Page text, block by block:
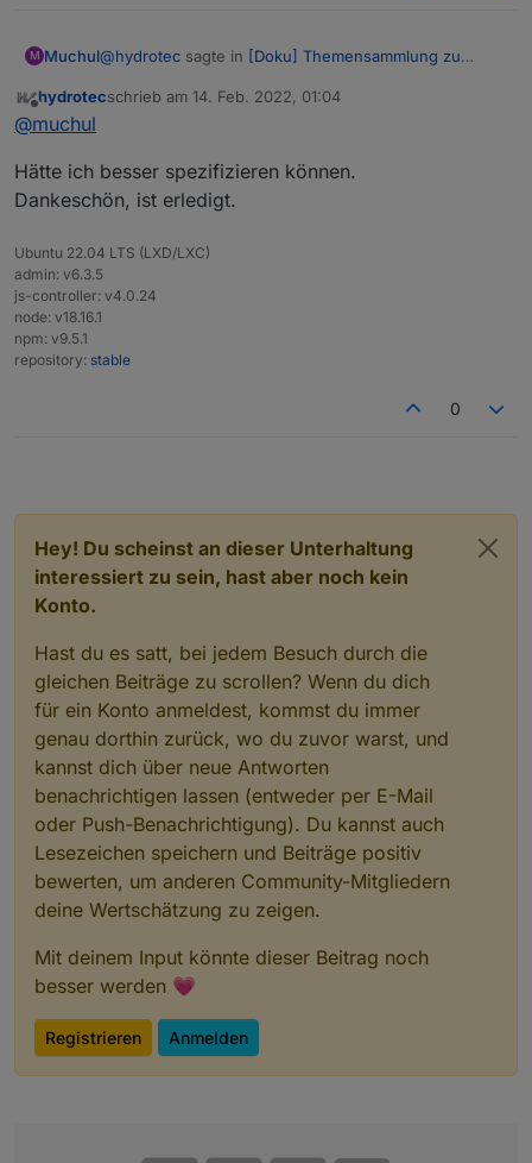
M Muchul@hydrotec sagte in [Doku] Themensammlung zu
Hallo hydrotec,
Werden mehrere MQTT-Broker parallel betrieben,
ist es notwendig das jeder Broker auf einen
anderen Port hört.
Das ist nur der Fall wenn mehrere Broker unter der
Beispielsweise MQTT Adapter und der Sonoff adapter.
Broker mit unterschiedlichen Ip Adressen,
beispielsweise Sonoff Adapter und ein selbständiger
Mosquitto können den gleichen Port haben.
Offline
hydrotecschrieb am 14. Feb. 2022, 01:04
zuletzt editiert von
@muchul
Hätte ich besser spezifizieren können.
Dankeschön, ist erledigt.
Ubuntu 22.04 LTS (LXD/LXC)
admin: v6.3.5
js-controller: v4.0.24
node: v18.16.1
npm: v9.5.1
repository: stable
0
Hey! Du scheinst an dieser Unterhaltung
interessiert zu sein, hast aber noch kein
Konto.
Hast du es satt, bei jedem Besuch durch die
gleichen Beiträge zu scrollen? Wenn du dich
für ein Konto anmeldest, kommst du immer
genau dorthin zurück, wo du zuvor warst, und
kannst dich über neue Antworten
benachrichtigen lassen (entweder per E-Mail
oder Push-Benachrichtigung). Du kannst auch
Lesezeichen speichern und Beiträge positiv
bewerten, um anderen Community-Mitgliedern
deine Wertschätzung zu zeigen.
Mit deinem Input könnte dieser Beitrag noch
besser werden 💗
Registrieren Anmelden